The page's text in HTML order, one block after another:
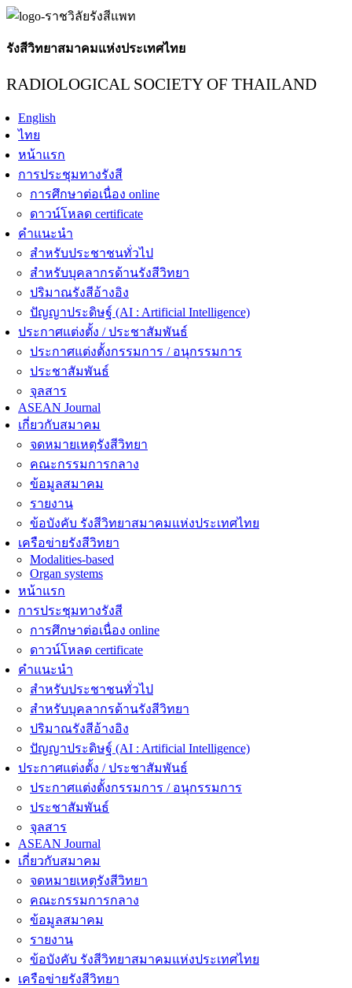
รังสีวิทยาสมาคมแห่งประเทศไทย
RADIOLOGICAL SOCIETY OF THAILAND
English
ไทย
หน้าแรก
การประชุมทางรังสี
การศึกษาต่อเนื่อง online
ดาวน์โหลด certificate
คำแนะนำ
สำหรับประชาชนทั่วไป
สำหรับบุคลากรด้านรังสีวิทยา
ปริมาณรังสีอ้างอิง
ปัญญาประดิษฐ์ (AI : Artificial Intelligence)
ประกาศแต่งตั้ง / ประชาสัมพันธ์
ประกาศแต่งตั้งกรรมการ / อนุกรรมการ
ประชาสัมพันธ์
จุลสาร
ASEAN Journal
เกี่ยวกับสมาคม
จดหมายเหตุรังสีวิทยา
คณะกรรมการกลาง
ข้อมูลสมาคม
รายงาน
ข้อบังคับ รังสีวิทยาสมาคมแห่งประเทศไทย
เครือข่ายรังสีวิทยา
Modalities-based
Organ systems
หน้าแรก
การประชุมทางรังสี
การศึกษาต่อเนื่อง online
ดาวน์โหลด certificate
คำแนะนำ
สำหรับประชาชนทั่วไป
สำหรับบุคลากรด้านรังสีวิทยา
ปริมาณรังสีอ้างอิง
ปัญญาประดิษฐ์ (AI : Artificial Intelligence)
ประกาศแต่งตั้ง / ประชาสัมพันธ์
ประกาศแต่งตั้งกรรมการ / อนุกรรมการ
ประชาสัมพันธ์
จุลสาร
ASEAN Journal
เกี่ยวกับสมาคม
จดหมายเหตุรังสีวิทยา
คณะกรรมการกลาง
ข้อมูลสมาคม
รายงาน
ข้อบังคับ รังสีวิทยาสมาคมแห่งประเทศไทย
เครือข่ายรังสีวิทยา